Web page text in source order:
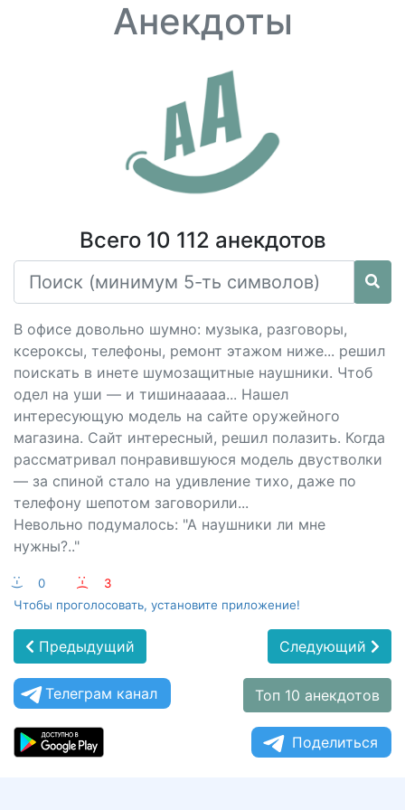
Анекдоты
Всего 10 112 анекдотов
В офисе довольно шумно: музыка, разговоры,
ксероксы, телефоны, ремонт этажом ниже... решил
поискать в инете шумозащитные наушники. Чтоб
одел на уши — и тишинааааа... Нашел
интересующую модель на сайте оружейного
магазина. Сайт интересный, решил полазить. Когда
рассматривал понравившуюся модель двустволки
— за спиной стало на удивление тихо, даже по
телефону шепотом заговорили...
Невольно подумалось: "А наушники ли мне
нужны?.."
:-) 0 :-(
3
Чтобы проголосовать, установите приложение!
Предыдущий Следующий
Телеграм канал Топ 10 анекдотов
Поделиться